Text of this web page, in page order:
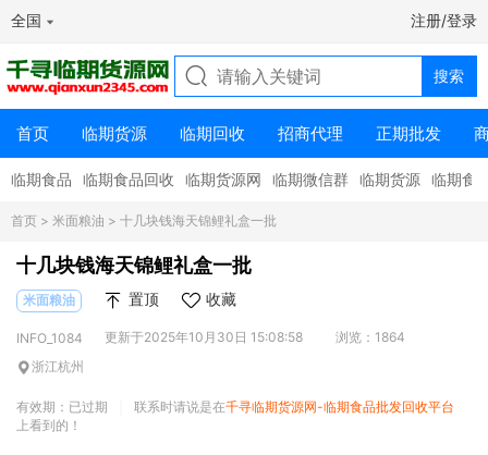
全国 注册/登录
首页 临期货源 临期回收 招商代理 正期批发
临期食品 临期食品回收 临期货源网 临期微信群 临期货源 临期食
首页 > 米面粮油 > 十几块钱海天锦鲤礼盒一批
十几块钱海天锦鲤礼盒一批
米面粮油 置顶 收藏
INFO_1084 更新于2025年10月30日 15:08:58
浏览：1864
浙江杭州
有效期：已过期 联系时请说是在千寻临期货源网-临期食品批发回收平台
上看到的！